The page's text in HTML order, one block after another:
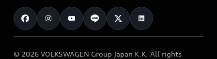
カタログ一覧
車検 / 定期点検
e-tronアフターサポート
クオリティ
保証
メンテナンス
お知らせ
オーナー様向けキャンペーン
© 2026 VOLKSWAGEN Group Japan K.K. All rights